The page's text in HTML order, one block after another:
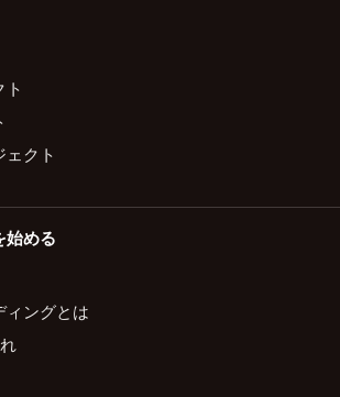
クト
始める
ィングとは